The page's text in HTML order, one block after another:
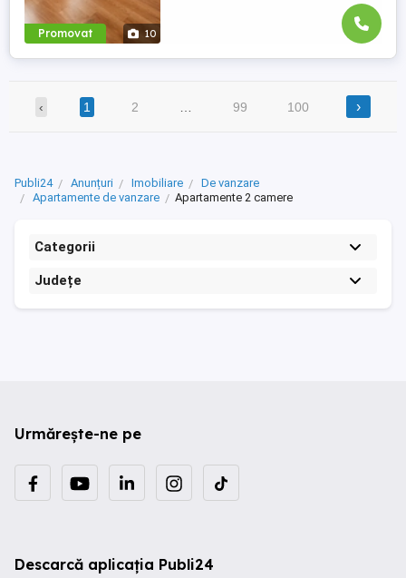
Promovat 10
‹ 1 2 99 100 ›
Publi24 Anunțuri Imobiliare
De vanzare
Apartamente de vanzare
Apartamente 2 camere
Categorii
Județe
Urmărește-ne pe
Descarcă aplicația Publi24